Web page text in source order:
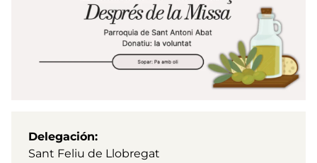
Delegación
Sant Feliu de Llobregat